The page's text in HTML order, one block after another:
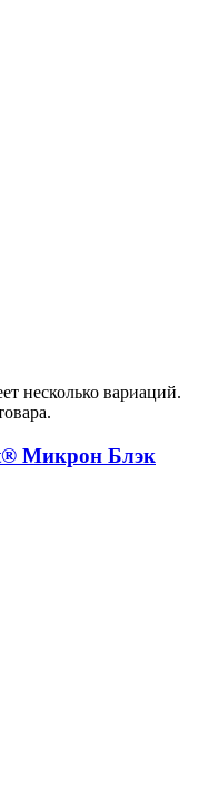
несколько вариаций.
Микрон Блэк